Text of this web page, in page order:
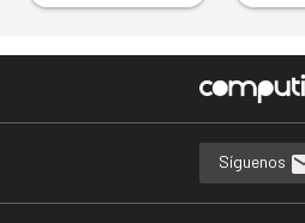
Síguenos